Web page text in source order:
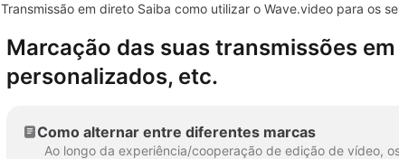
Transmissão em direto Saiba como utilizar o Wave.video para os
Marcação das suas transmissões
personalizados, etc.
Como alternar entre diferentes marcas